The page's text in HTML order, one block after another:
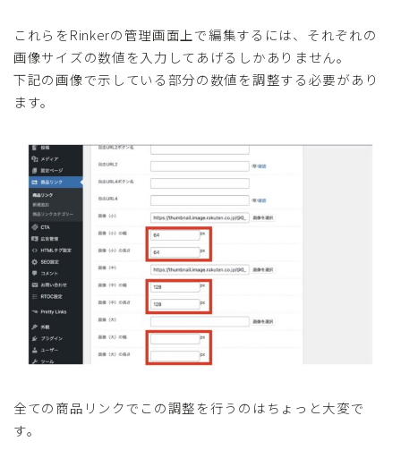
これらをRinkerの管理画面上で編集するには、それぞれの
画像サイズの数値を入力してあげるしかありません。
下記の画像で示している部分の数値を調整する必要があり
ます。
全ての商品リンクでこの調整を行うのはちょっと大変で
す。